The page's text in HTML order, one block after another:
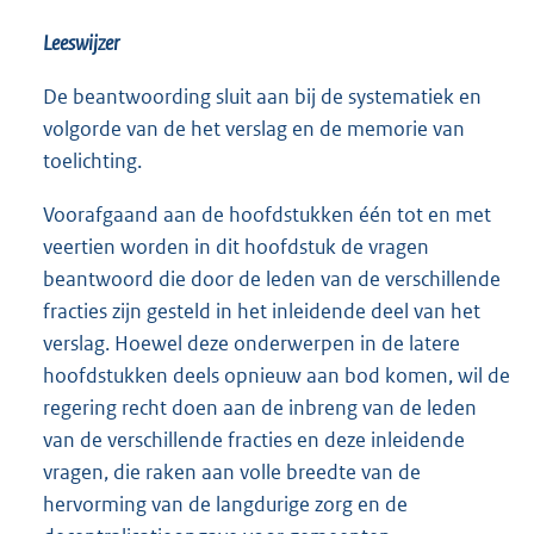
Leeswijzer
De beantwoording sluit aan bij de systematiek en
volgorde van de het verslag en de memorie van
toelichting.
Voorafgaand aan de hoofdstukken één tot en met
veertien worden in dit hoofdstuk de vragen
beantwoord die door de leden van de verschillende
fracties zijn gesteld in het inleidende deel van het
verslag. Hoewel deze onderwerpen in de latere
hoofdstukken deels opnieuw aan bod komen, wil de
regering recht doen aan de inbreng van de leden
van de verschillende fracties en deze inleidende
vragen, die raken aan volle breedte van de
hervorming van de langdurige zorg en de